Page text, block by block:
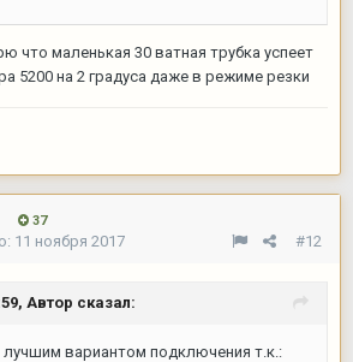
что маленькая 30 ватная трубка успеет
5200 на 2 градуса даже в режиме резки
37
#12
11 ноября 2017
Автор сказал:
вариантом подключения т.к.: